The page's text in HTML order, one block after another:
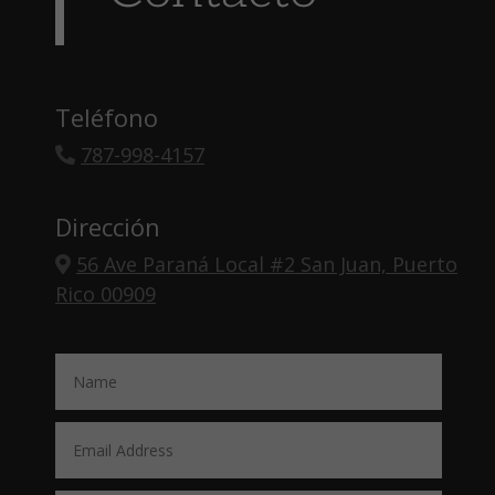
Teléfono
787-998-4157
Dirección
56 Ave Paraná Local #2 San Juan, Puerto
Rico 00909